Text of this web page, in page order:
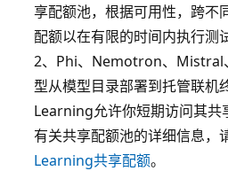
享配额池，根据可用性，跨不
配额以在有限的时间内执行测
2、Phi、Nemotron、Mistral
型从模型目录部署到托管联
Learning允许你短期访问其共
有关共享配额池的详细信息，
Learning共享配额。